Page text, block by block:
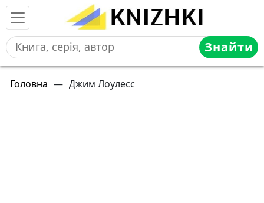
Знайти
Головна — Джим Лоулесс